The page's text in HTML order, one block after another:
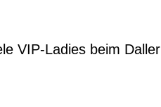
VIP-Ladies beim Daller